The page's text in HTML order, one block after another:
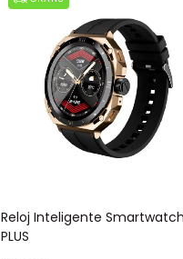
Reloj Inteligente
PLUS